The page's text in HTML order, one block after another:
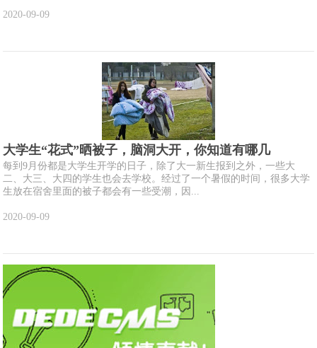
2020-09-09
大学生“花式”晒被子，脑洞大开，你知道有哪几
每到9月份都是大学生开学的日子，除了大一新生报到之外，一些大
二、大三、大四的学生也会去学校。经过了一个暑假的时间，很多大学
生放在宿舍里面的被子都会有一些受潮，因...
2020-09-09